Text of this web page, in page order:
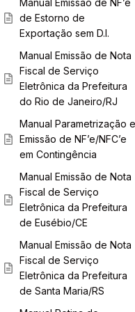
Manual Emissão de NF’e
de Estorno de
Exportação sem D.I.
Manual Emissão de Nota
Fiscal de Serviço
Eletrônica da Prefeitura
do Rio de Janeiro/RJ
Manual Parametrização e
Emissão de NF’e/NFC’e
em Contingência
Manual Emissão de Nota
Fiscal de Serviço
Eletrônica da Prefeitura
de Eusébio/CE
Manual Emissão de Nota
Fiscal de Serviço
Eletrônica da Prefeitura
de Santa Maria/RS